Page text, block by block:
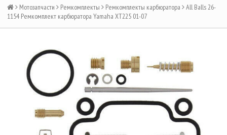
Мотозапчасти Ремкомплекты Ремкомплекты карбюратора
All Balls 26-
1154 Ремкомплект карбюратора Yamaha XT225 01-07